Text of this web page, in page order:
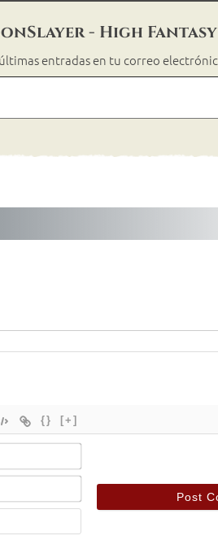
- High
entradas en tu correo
{} [+]
Email*
Website